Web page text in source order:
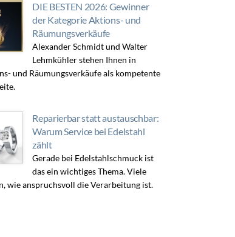
DIE BESTEN 2026: Gewinner
der Kategorie Aktions- und
Räumungsverkäufe
Alexander Schmidt und Walter
Lehmkühler stehen Ihnen in
und Räumungsverkäufe als kompetente
Reparierbar statt austauschbar:
Warum Service bei Edelstahl
zählt
Gerade bei Edelstahlschmuck ist
das ein wichtiges Thema. Viele
wie anspruchsvoll die Verarbeitung ist.